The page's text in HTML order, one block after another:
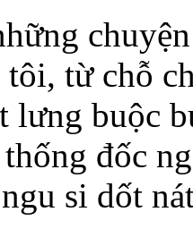
tôi, từ chỗ
lưng buộc
đốc
si dốt